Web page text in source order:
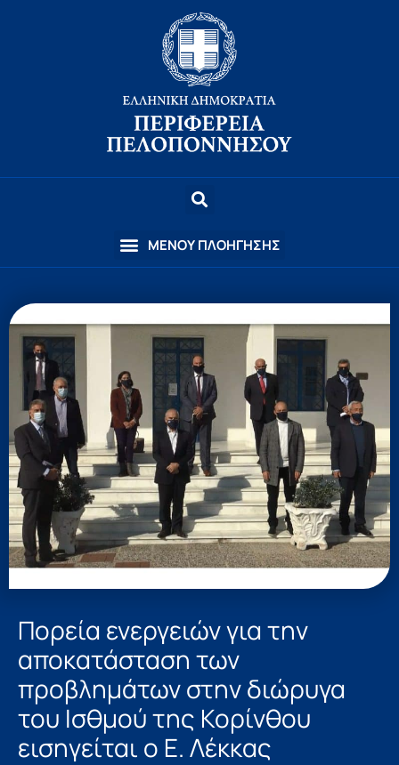
Πορεία ενεργειών για την
αποκατάσταση των
προβλημάτων στην διώρυγα
του Ισθμού της Κορίνθου
εισηγείται ο Ε. Λέκκας